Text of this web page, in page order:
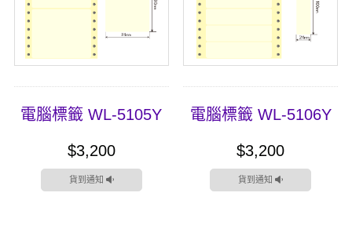
電腦標籤 WL-5105Y
$3,200
貨到通知
電腦標籤 WL-5106Y
$3,200
貨到通知